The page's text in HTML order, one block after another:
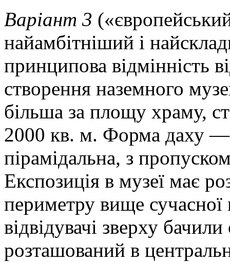
Варіант 3
найамбітніший і
принципова відмінність
створення наземного
більша за площу храму,
2000 кв. м. Форма даху —
пірамідальна, з
Експозиція в музеї має
периметру вище
відвідувачі зверху
розташований в